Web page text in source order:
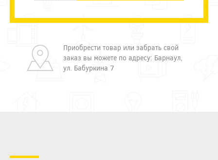
Приобрести товар или забрать свой
заказ вы можете по адресу: Барнаул,
ул. Бабуркина 7